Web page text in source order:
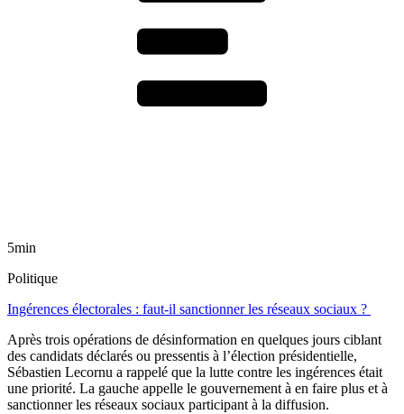
5min
Politique
Ingérences électorales : faut-il sanctionner les réseaux sociaux ?
Après trois opérations de désinformation en quelques jours ciblant
des candidats déclarés ou pressentis à l’élection présidentielle,
Sébastien Lecornu a rappelé que la lutte contre les ingérences était
une priorité. La gauche appelle le gouvernement à en faire plus et à
sanctionner les réseaux sociaux participant à la diffusion.